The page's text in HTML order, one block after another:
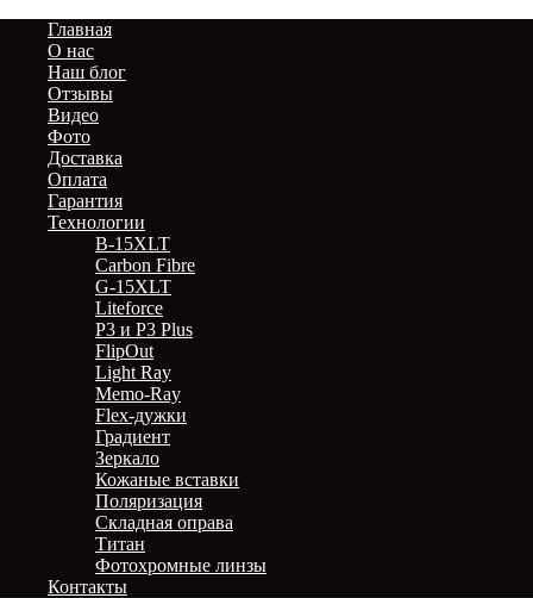
Главная
О нас
Наш блог
Отзывы
Видео
Фото
Доставка
Оплата
Гарантия
Технологии
B-15XLT
Carbon Fibre
G-15XLT
Liteforce
P3 и P3 Plus
FlipOut
Light Ray
Memo-Ray
Flex-дужки
Градиент
Зеркало
Кожаные вставки
Поляризация
Складная оправа
Титан
Фотохромные линзы
Контакты